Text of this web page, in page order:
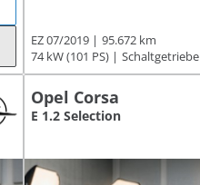
EZ 07/2019
95.672 km
74 kW (101 PS)
Schaltgetriebe
Opel Corsa
E 1.2 Selection